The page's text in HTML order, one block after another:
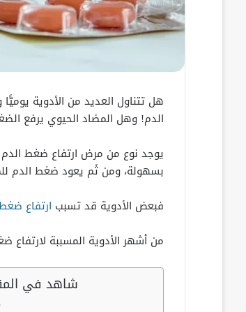
هل تتناول العديد من الأدوية
الدم! وهل المضاد الحيوي يرفع
يوجد نوع من مرض ارتفاع ضغط
بسهولة، ومن ثَم يعود ضغط الدم
فبعض الأدوية قد تسبب ارتفاع
من أشهر الأدوية المسببة لارتفاع
شاهد في